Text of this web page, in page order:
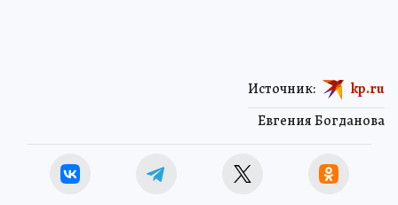
Евгения Богданова
Источник: kp.ru